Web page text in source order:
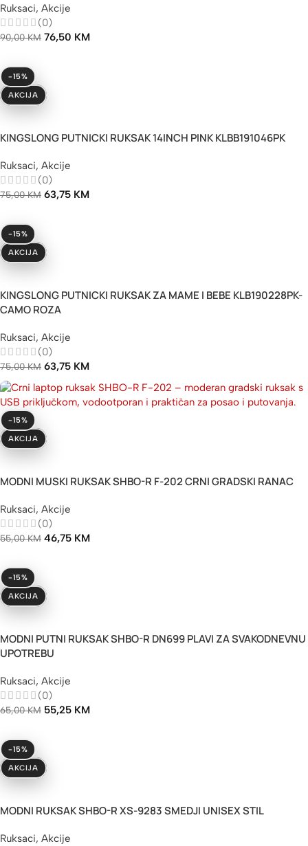
Ruksaci, Akcije
(0)
90,00KM 76,50 KM
-15%
AKCIJA
KINGSLONG PUTNICKI RUKSAK 14INCH PINK KLBB191046PK
Ruksaci, Akcije
(0)
75,00KM 63,75 KM
-15%
AKCIJA
KINGSLONG PUTNICKI RUKSAK ZA MAME I BEBE KLB190228PK-
CAMO ROZA
Ruksaci, Akcije
(0)
75,00KM 63,75 KM
-15%
AKCIJA
MODNI MUSKI RUKSAK SHBO-R F-202 CRNI GRADSKI RANAC
Ruksaci, Akcije
(0)
55,00KM 46,75 KM
-15%
AKCIJA
MODNI PUTNI RUKSAK SHBO-R DN699 PLAVI ZA SVAKODNEVNU
UPOTREBU
Ruksaci, Akcije
(0)
65,00KM 55,25 KM
-15%
AKCIJA
MODNI RUKSAK SHBO-R XS-9283 SMEDJI UNISEX STIL
Ruksaci, Akcije